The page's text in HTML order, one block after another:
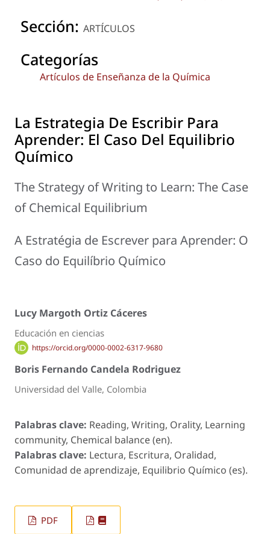
Sección: ARTÍCULOS
Categorías
Artículos de Enseñanza de la Química
La Estrategia De Escribir Para
Aprender: El Caso Del Equilibrio
Químico
The Strategy of Writing to Learn: The Case
of Chemical Equilibrium
A Estratégia de Escrever para Aprender: O
Caso do Equilíbrio Químico
Lucy Margoth Ortiz Cáceres
Educación en ciencias
https://orcid.org/0000-0002-6317-9680
Boris Fernando Candela Rodriguez
Universidad del Valle, Colombia
Palabras clave: Reading, Writing, Orality, Learning
community, Chemical balance (en).
Palabras clave: Lectura, Escritura, Oralidad,
Comunidad de aprendizaje, Equilibrio Químico (es).
PDF